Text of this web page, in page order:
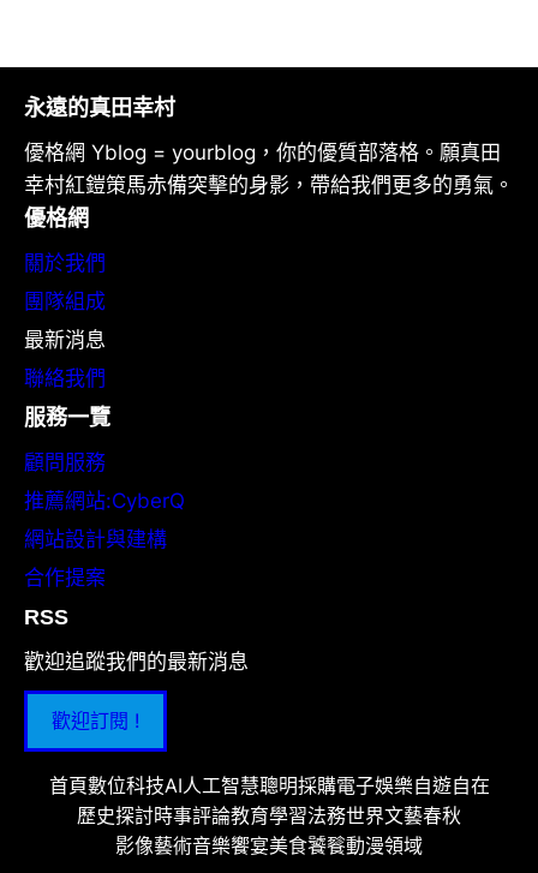
永遠的真田幸村
優格網 Yblog = yourblog，你的優質部落格。願真田
幸村紅鎧策馬赤備突擊的身影，帶給我們更多的勇氣。
優格網
關於我們
團隊組成
最新消息
聯絡我們
服務一覽
顧問服務
推薦網站:CyberQ
網站設計與建構
合作提案
RSS
歡迎追蹤我們的最新消息
歡迎訂閱 !
首頁數位科技AI人工智慧聰明採購電子娛樂自遊自在
歷史探討時事評論教育學習法務世界文藝春秋
影像藝術音樂饗宴美食饕餮動漫領域